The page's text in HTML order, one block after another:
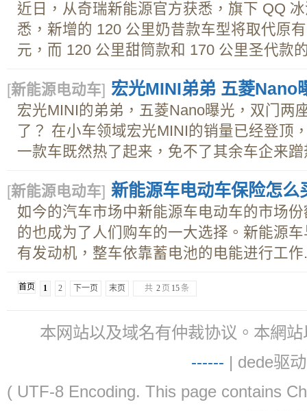
近日，从奇瑞新能源官方获悉，旗下 QQ
悉，新增的 120 公里奶昔款车型将取代原
元，而 120 公里甜筒款和 170 公里圣代款
[新能源电动车] 宏光MINI弟弟 五菱Nano
宏光MINI的弟弟，五菱Nano曝光，双门两
了？ 在小车领域宏光MINI的销量已经登顶
一款车既然热了起来，免不了其余车企来
[新能源电动车] 新能源车电动车保险怎么
如今的汽车市场中新能源车电动车的市场
的也成为了人们购车的一大选择。新能源
有发动机，整车依靠蓄电池的电能进行工作
首页 1 2 下一页 末页 共 2 页 15 条
本网站以及域名有仲裁协议。本網
------ | dede驱
( UTF-8 Encoding. This page contains